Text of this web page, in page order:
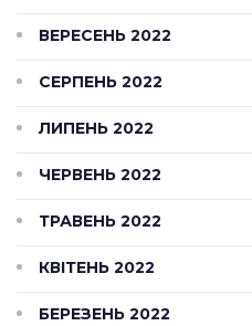
ВЕРЕСЕНЬ 2022
СЕРПЕНЬ 2022
ЛИПЕНЬ 2022
ЧЕРВЕНЬ 2022
ТРАВЕНЬ 2022
КВІТЕНЬ 2022
БЕРЕЗЕНЬ 2022